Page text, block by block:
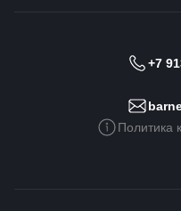
+7
Политика